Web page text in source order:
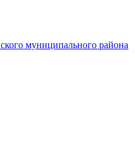
муниципального района